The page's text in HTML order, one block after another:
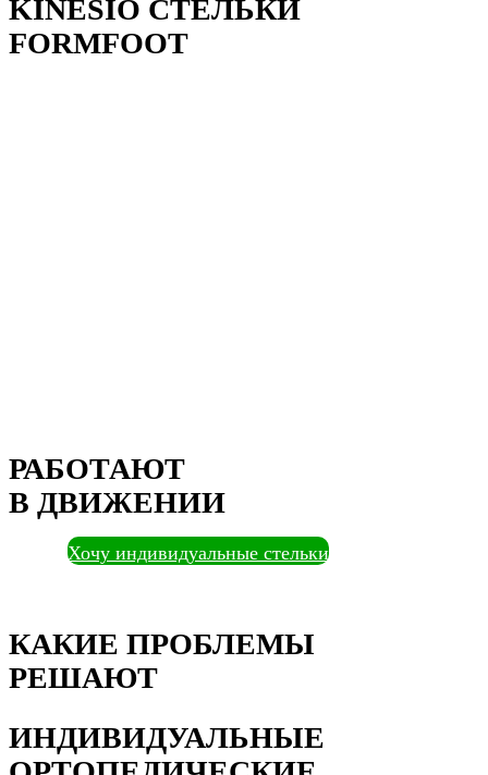
KINESIO СТЕЛЬКИ
FORMFOOT
РАБОТАЮТ
В ДВИЖЕНИИ
Хочу индивидуальные стельки
КАКИЕ ПРОБЛЕМЫ
РЕШАЮТ
ИНДИВИДУАЛЬНЫЕ